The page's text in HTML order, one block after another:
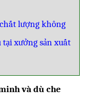
lượng không
tại xưởng sản xuất
và dù che